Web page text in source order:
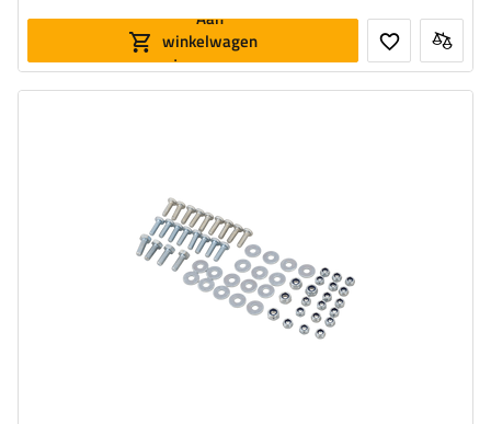
Aan
winkelwagen
toevoegen